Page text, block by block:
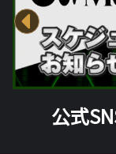
公式